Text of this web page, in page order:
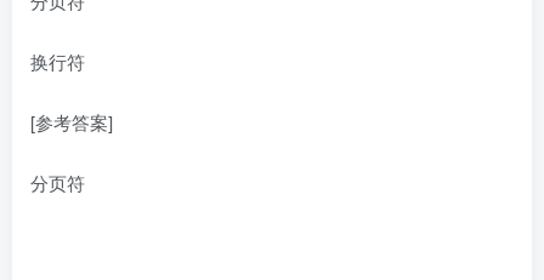
换行符
[参考答案]
分页符